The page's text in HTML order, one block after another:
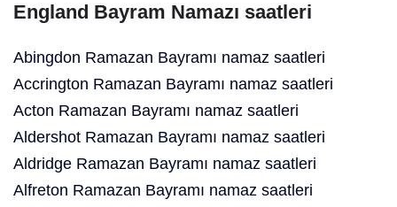
England Bayram Namazı saatleri
Abingdon Ramazan Bayramı namaz saatleri
Accrington Ramazan Bayramı namaz saatleri
Acton Ramazan Bayramı namaz saatleri
Aldershot Ramazan Bayramı namaz saatleri
Aldridge Ramazan Bayramı namaz saatleri
Alfreton Ramazan Bayramı namaz saatleri